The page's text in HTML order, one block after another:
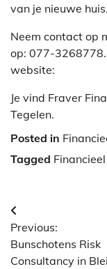
van je nieuwe huis.
Neem contact op
op: 077-
website:
Je vind Fraver
Tegelen.
Posted in
Tagged
Previous:
Bunschotens Risk
Consultancy in